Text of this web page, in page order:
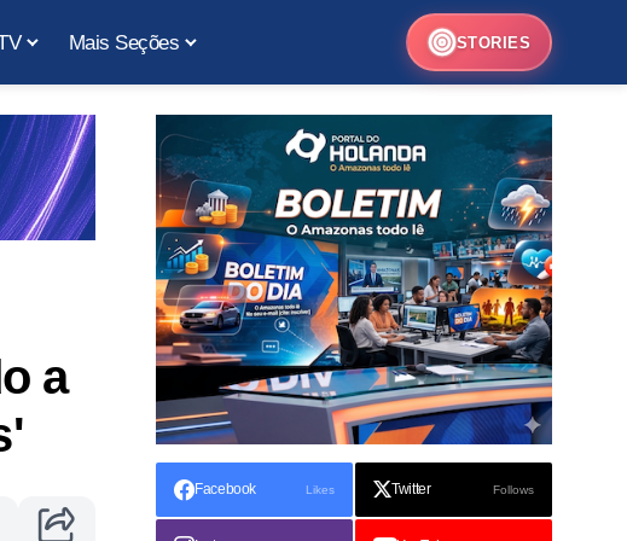
Mais Seções STORIES
a
Facebook Likes Twitter Follows